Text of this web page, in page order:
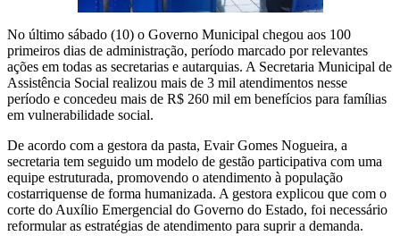
No último sábado (10) o Governo Municipal chegou aos 100
primeiros dias de administração, período marcado por relevantes
ações em todas as secretarias e autarquias. A Secretaria Municipal de
Assistência Social realizou mais de 3 mil atendimentos nesse
período e concedeu mais de R$ 260 mil em benefícios para famílias
em vulnerabilidade social.
De acordo com a gestora da pasta, Evair Gomes Nogueira, a
secretaria tem seguido um modelo de gestão participativa com uma
equipe estruturada, promovendo o atendimento à população
costarriquense de forma humanizada. A gestora explicou que com o
corte do Auxílio Emergencial do Governo do Estado, foi necessário
reformular as estratégias de atendimento para suprir a demanda.